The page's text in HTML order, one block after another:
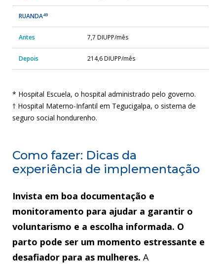
RUANDA49
Antes 7,7 DIUPP/mês
Depois 214,6 DIUPP/mês
* Hospital Escuela, o hospital administrado pelo governo.
† Hospital Materno-Infantil em Tegucigalpa, o sistema de
seguro social hondurenho.
Como fazer: Dicas da
experiência de implementação
Invista em boa documentação e
monitoramento para ajudar a garantir o
voluntarismo e a escolha informada. O
parto pode ser um momento estressante e
desafiador para as mulheres. A